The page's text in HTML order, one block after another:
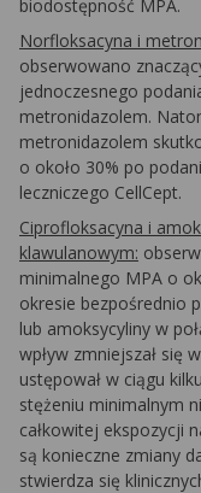
biodostępność MPA.
Norfloksacyna i
obserwowano
jednoczesnego
metronidazolem.
metronidazolem
o około 30% po
leczniczego CellCept.
Ciprofloksacyna i
klawulanowym:
minimalnego MPA o
okresie bezpośrednio
lub amoksycyliny w
wpływ zmniejszał się
ustępował w ciągu
stężeniu minimalnym
całkowitej ekspozycji
są konieczne zmiany
stwierdza się